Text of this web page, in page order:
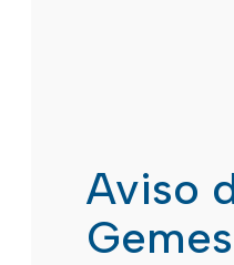
Aviso